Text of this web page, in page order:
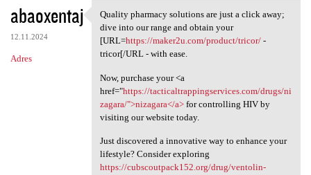
abaoxentaj
12.11.2024
Adres
Quality pharmacy solutions
Quality pharmacy solutions are just a click away;
dive into our range and obtain your
[URL=https://maker2u.com/product/tricor/-
tricor[/URL - with ease.
Now, purchase your <a
href="https://tacticaltrappingservices.com/drugs/ni
zagara/">nizagara</a>for controlling HIV by
visiting our website today.
Just discovered a innovative way to enhance your
lifestyle? Consider exploring
https://cubscoutpack152.org/drug/ventolin-